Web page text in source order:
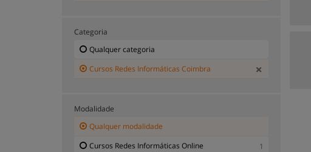
Categoria
Qualquer categoria
Cursos Redes Informáticas Coimbra
Modalidade
Qualquer modalidade
Cursos Redes Informáticas Online
1